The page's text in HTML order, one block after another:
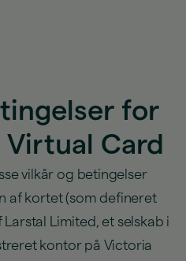
for
Virtual Card
vilkår og betingelser
af kortet (som defineret
Limited, et selskab i
kontor på Victoria